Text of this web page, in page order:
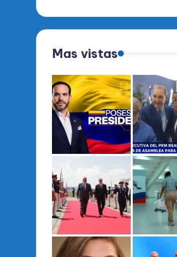
Mas vistas